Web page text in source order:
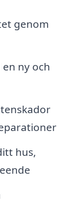
genom
ny och
hus,